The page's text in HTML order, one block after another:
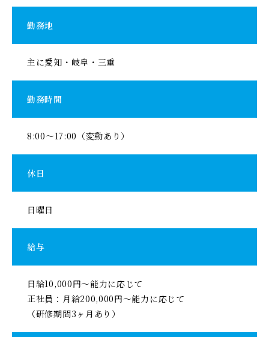
勤務地
主に愛知・岐阜・三重
勤務時間
8:00～17:00（変動あり）
休日
日曜日
給与
日給10,000円～能力に応じて
正社員：月給200,000円～能力に応じて
（研修期間3ヶ月あり）